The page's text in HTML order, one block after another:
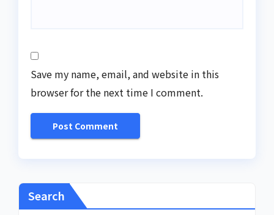
Save my name, email, and website in this
browser for the next time I comment.
Search